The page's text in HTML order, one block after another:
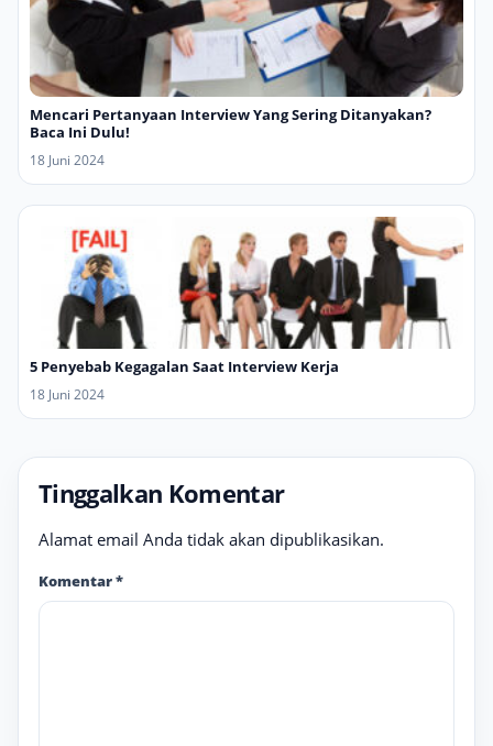
Mencari Pertanyaan Interview Yang Sering Ditanyakan?
Baca Ini Dulu!
18 Juni 2024
5 Penyebab Kegagalan Saat Interview Kerja
18 Juni 2024
Tinggalkan Komentar
Alamat email Anda tidak akan dipublikasikan.
Komentar*